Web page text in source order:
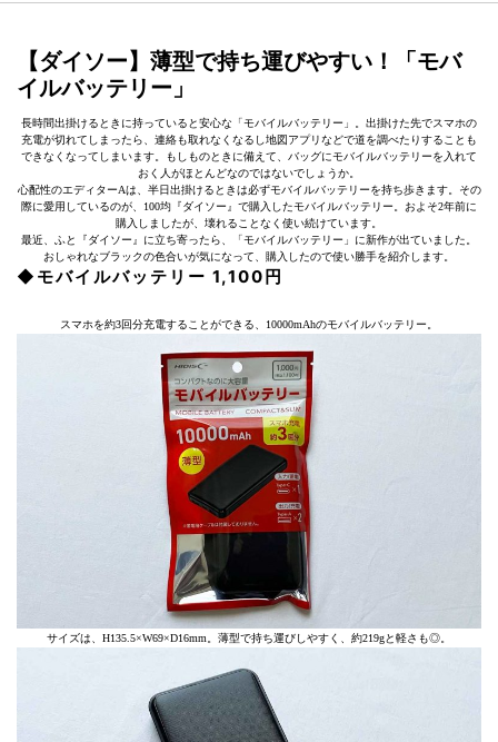
【ダイソー】薄型で持ち運びやすい！「モバ
イルバッテリー」
長時間出掛けるときに持っていると安心な「モバイルバッテリー」。出掛けた先でスマホの
充電が切れてしまったら、連絡も取れなくなるし地図アプリなどで道を調べたりすることも
できなくなってしまいます。もしものときに備えて、バッグにモバイルバッテリーを入れて
おく人がほとんどなのではないでしょうか。
心配性のエディターAは、半日出掛けるときは必ずモバイルバッテリーを持ち歩きます。その
際に愛用しているのが、100均『ダイソー』で購入したモバイルバッテリー。およそ2年前に
購入しましたが、壊れることなく使い続けています。
最近、ふと『ダイソー』に立ち寄ったら、「モバイルバッテリー」に新作が出ていました。
おしゃれなブラックの色合いが気になって、購入したので使い勝手を紹介します。
◆モバイルバッテリー 1,100円
スマホを約3回分充電することができる、10000mAhのモバイルバッテリー。
サイズは、H135.5×W69×D16mm。薄型で持ち運びしやすく、約219gと軽さも◎。